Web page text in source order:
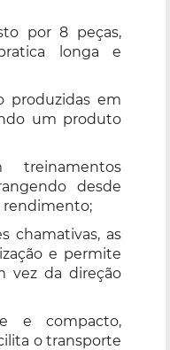
por 8 peças,
longa e
produzidas em
um produto
desde
rendimento;
chamativas, as
e permite
vez da direção
e compacto,
o transporte